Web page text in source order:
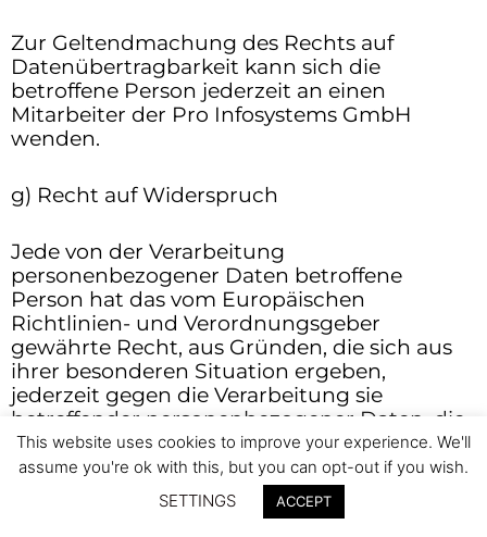
Zur Geltendmachung des Rechts auf
Datenübertragbarkeit kann sich die
betroffene Person jederzeit an einen
Mitarbeiter der Pro Infosystems GmbH
wenden.
g) Recht auf Widerspruch
Jede von der Verarbeitung
personenbezogener Daten betroffene
Person hat das vom Europäischen
Richtlinien- und Verordnungsgeber
gewährte Recht, aus Gründen, die sich aus
ihrer besonderen Situation ergeben,
jederzeit gegen die Verarbeitung sie
betreffender personenbezogener Daten, die
aufgrund von Art. 6 Abs. 1 Buchstaben e
oder f DS-GVO erfolgt, Widerspruch
einzulegen. Dies gilt auch für ein auf diese
Bestimmungen gestütztes Profiling.
IMPRESSUM, DSGVO, AGBs
This website uses cookies to improve your experience. We'll
assume you're ok with this, but you can opt-out if you wish.
SETTINGS
ACCEPT